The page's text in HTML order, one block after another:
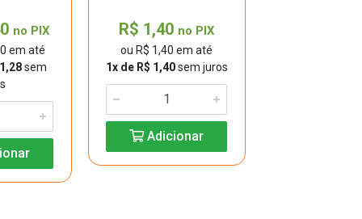
no PIX
em até
sem
R$ 1,40 no PIX
ou R$ 1,40 em até
1x de R$ 1,40sem juros
Adicionar